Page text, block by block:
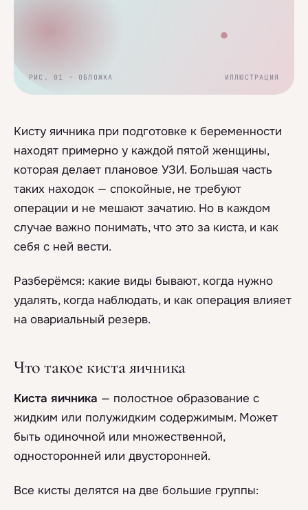
РИС. 01 · ОБЛОЖКА ИЛЛЮСТРАЦИЯ
Кисту яичника при подготовке к беременности
находят примерно у каждой пятой женщины,
которая делает плановое УЗИ. Большая часть
таких находок — спокойные, не требуют
операции и не мешают зачатию. Но в каждом
случае важно понимать, что это за киста, и как
себя с ней вести.
Разберёмся: какие виды бывают, когда нужно
удалять, когда наблюдать, и как операция влияет
на овариальный резерв.
Что такое киста яичника
Киста яичника — полостное образование с
жидким или полужидким содержимым. Может
быть одиночной или множественной,
односторонней или двусторонней.
Все кисты делятся на две большие группы: